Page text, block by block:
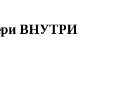
ВНУТРИ